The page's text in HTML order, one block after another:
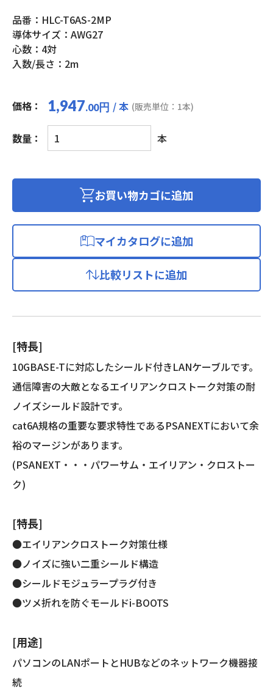
品番：HLC-T6AS-2MP
導体サイズ：AWG27
心数：4対
入数/長さ：2m
価格： 1,947.00円 / 本 (販売単位：1本)
数量：
Cat6A
対
シ
ー
ル
本
お買い物カゴに追加
マイカタログに追加
比較リストに追加
[特長]
10GBASE-Tに対応したシールド付きLANケーブルです。
通信障害の大敵となるエイリアンクロストーク対策の耐
ノイズシールド設計です。
cat6A規格の重要な要求特性であるPSANEXTにおいて余
裕のマージンがあります。
(PSANEXT・・・パワーサム・エイリアン・クロストー
ク)
[特長]
●エイリアンクロストーク対策仕様
●ノイズに強い二重シールド構造
●シールドモジュラープラグ付き
●ツメ折れを防ぐモールドi-BOOTS
[用途]
パソコンのLANポートとHUBなどのネットワーク機器接
続